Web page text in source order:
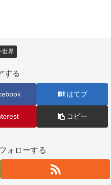
世界
する
はてブ
コピー
ォローする